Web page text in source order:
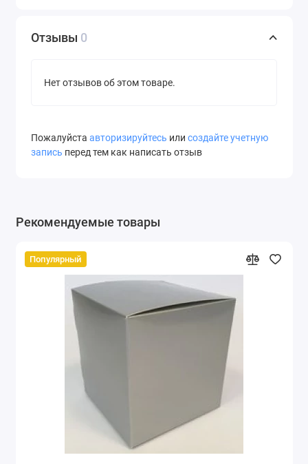
Отзывы 0
Нет отзывов об этом товаре.
Пожалуйста авторизируйтесь или создайте учетную
запись перед тем как написать отзыв
Рекомендуемые товары
Популярный